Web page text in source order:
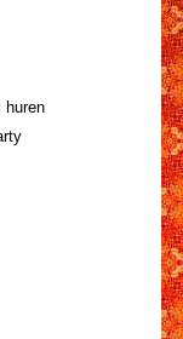
huren